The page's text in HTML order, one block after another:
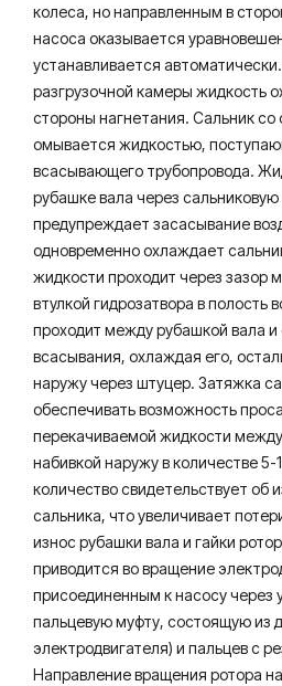
колеса, но направленным в
насоса оказывается
устанавливается
разгрузочной камеры жидкость
стороны нагнетания. Сальник
омывается жидкостью,
всасывающего трубопровода.
рубашке вала через сальниковую
предупреждает засасывание
одновременно охлаждает
жидкости проходит через зазор
втулкой гидрозатвора в полость
проходит между рубашкой вала
всасывания, охлаждая его,
наружу через штуцер. Затяжка
обеспечивать возможность
перекачиваемой жидкости
набивкой наружу в количестве
количество свидетельствует об
сальника, что увеличивает
износ рубашки вала и гайки
приводится во вращение
присоединенным к насосу через
пальцевую муфту, состоящую из
электродвигателя) и пальцев с
Направление вращения ротора